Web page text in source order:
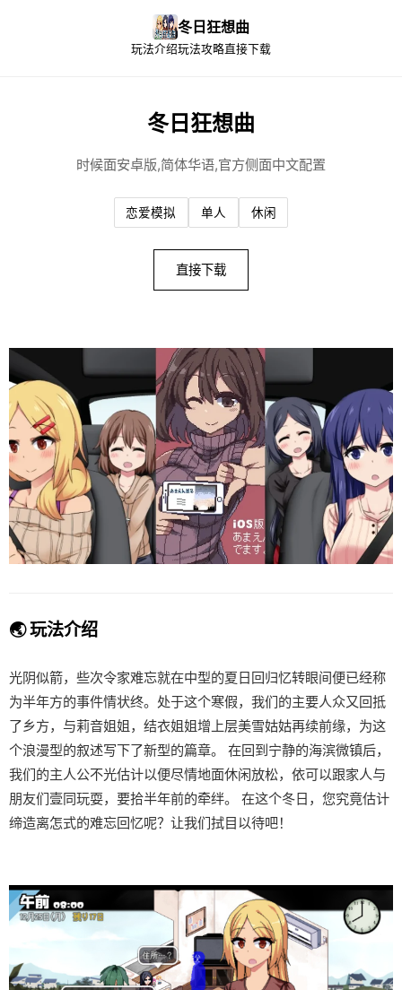
冬日狂想曲
玩法介绍玩法攻略直接下载
冬日狂想曲
时候面安卓版,简体华语,官方侧面中文配置
恋爱模拟 单人 休闲
直接下载
🌏 玩法介绍
光阴似箭，些次令家难忘就在中型的夏日回归忆转眼间便已经称
为半年方的事件情状终。处于这个寒假，我们的主要人众又回抵
了乡方，与莉音姐姐，结衣姐姐增上层美雪姑姑再续前缘，为这
个浪漫型的叙述写下了新型的篇章。 在回到宁静的海滨微镇后，
我们的主人公不光估计以便尽情地面休闲放松，依可以跟家人与
朋友们壹同玩耍，要拾半年前的牵绊。 在这个冬日，您究竟估计
缔造离怎式的难忘回忆呢？让我们拭目以待吧！